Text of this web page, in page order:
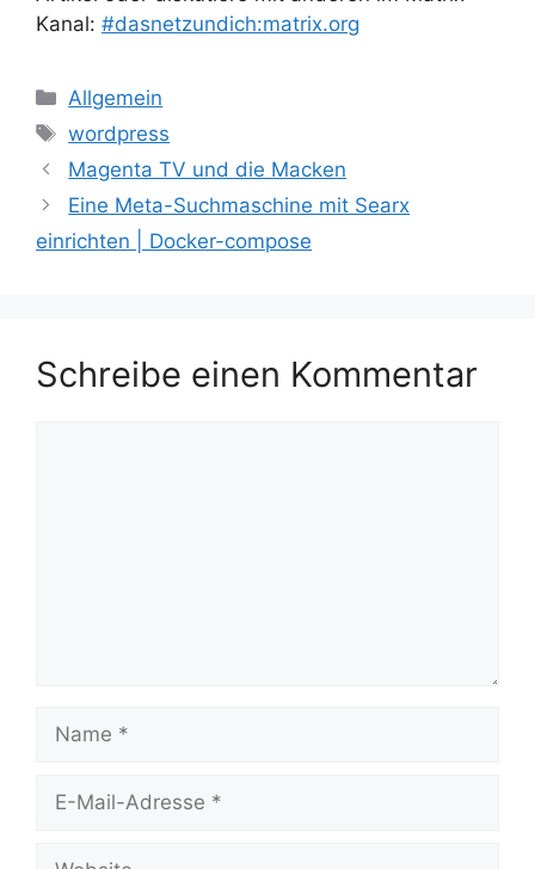
Kanal: #dasnetzundich:matrix.org
Kategorien
Allgemein
Schlagwörter
wordpress
Magenta TV und die Macken
Eine Meta-Suchmaschine mit Searx
einrichten | Docker-compose
Schreibe einen Kommentar
Mail-